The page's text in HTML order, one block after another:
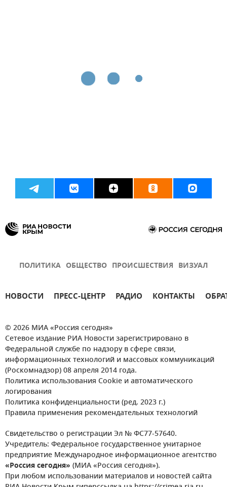
ПОЛИТИКА ОБЩЕСТВО ПРОИСШЕСТВИЯ ВИЗУАЛ
НОВОСТИ ПРЕСС-ЦЕНТР РАДИО КОНТАКТЫ
© 2026 МИА «Россия сегодня»
Сетевое издание РИА Новости зарегистрировано в
Федеральной службе по надзору в сфере связи,
информационных технологий и массовых коммуникаций
(Роскомнадзор) 08 апреля 2014 года.
Политика использования Cookie и автоматического
логирования
Политика конфиденциальности (ред. 2023 г.)
Правила применения рекомендательных технологий
Свидетельство о регистрации Эл № ФС77-57640.
Учредитель: Федеральное государственное унитарное
предприятие Международное информационное агентство
«Россия сегодня» (МИА «Россия сегодня»).
При любом использовании материалов и новостей сайта